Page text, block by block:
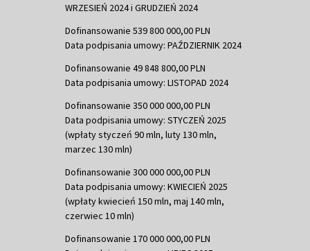
WRZESIEŃ 2024 i GRUDZIEŃ 2024
Dofinansowanie 539 800 000,00 PLN
Data podpisania umowy: PAŹDZIERNIK 2024
Dofinansowanie 49 848 800,00 PLN
Data podpisania umowy: LISTOPAD 2024
Dofinansowanie 350 000 000,00 PLN
Data podpisania umowy: STYCZEŃ 2025
(wpłaty styczeń 90 mln, luty 130 mln,
marzec 130 mln)
Dofinansowanie 300 000 000,00 PLN
Data podpisania umowy: KWIECIEŃ 2025
(wpłaty kwiecień 150 mln, maj 140 mln,
czerwiec 10 mln)
Dofinansowanie 170 000 000,00 PLN